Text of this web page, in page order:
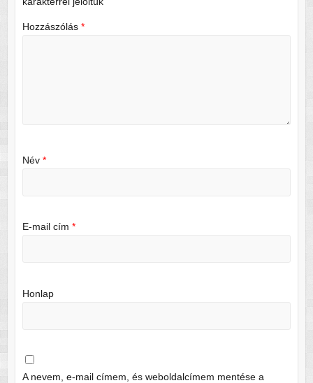
Hozzászólás *
Név *
E-mail cím *
Honlap
A nevem, e-mail címem, és weboldalcímem mentése a